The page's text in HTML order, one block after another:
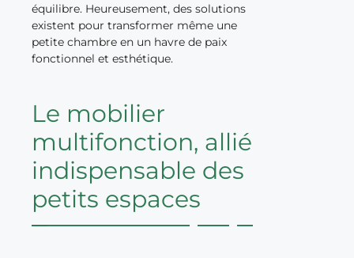
équilibre. Heureusement, des solutions
existent pour transformer même une
petite chambre en un havre de paix
fonctionnel et esthétique.
Le mobilier
multifonction, allié
indispensable des
petits espaces